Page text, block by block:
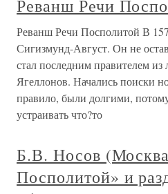
Реванш Речи
Реванш Речи Посполитой В
Сигизмунд-Август. Он не
стал последним правителем из
Ягеллонов. Начались поиски
правило, были долгими,
устраивать что?то
Б.В. Носов
Посполитой» и